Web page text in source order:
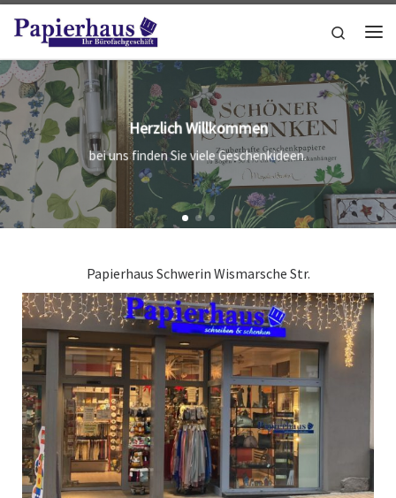
Zum Inhalt springen
Search
Herzlich Willkommen
bei uns finden Sie viele Geschenkideen.
Papierhaus Schwerin Wismarsche Str.